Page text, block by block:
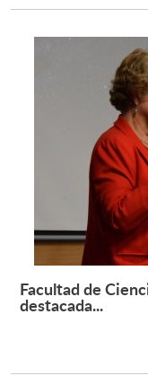
Facultad de
destacada...